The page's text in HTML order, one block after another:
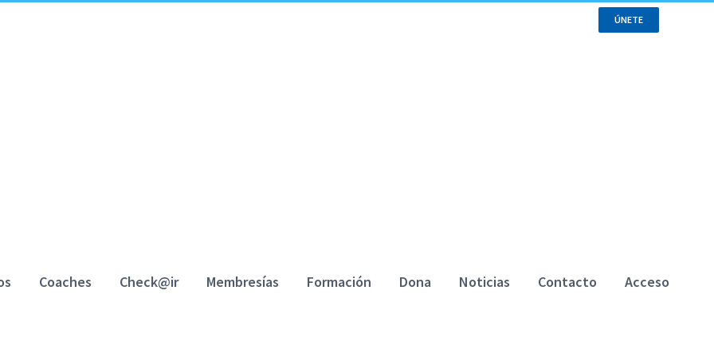
ÚNETE
Coaches Check@ir Membresías Formación Dona Noticias Contacto Acceso